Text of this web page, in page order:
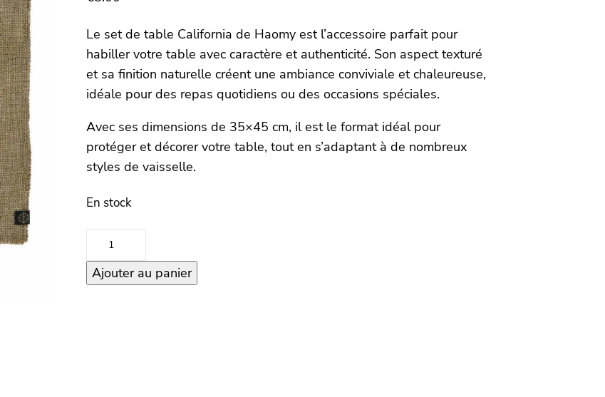
Le set de table California de Haomy est l’accessoire parfait pour
habiller votre table avec caractère et authenticité. Son aspect texturé
et sa finition naturelle créent une ambiance conviviale et chaleureuse,
idéale pour des repas quotidiens ou des occasions spéciales.
Avec ses dimensions de 35×45 cm, il est le format idéal pour
protéger et décorer votre table, tout en s’adaptant à de nombreux
styles de vaisselle.
En stock
quantité
Set
Ajouter au panier